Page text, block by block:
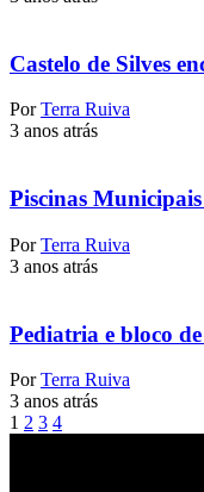
Castelo de Silves
Por Terra Ruiva
3 anos atrás
Piscinas
Por Terra Ruiva
3 anos atrás
Pediatria e bloco
Por Terra Ruiva
3 anos atrás
1 2 3 4